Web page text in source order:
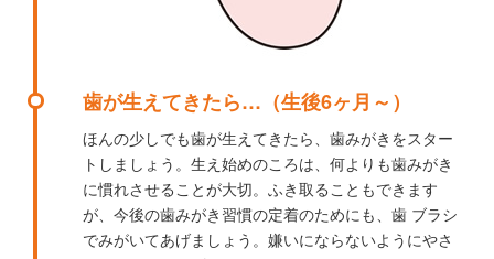
歯が生えてきたら…（生後6ヶ月～）
ほんの少しでも歯が生えてきたら、歯みがきをスター
トしましょう。生え始めのころは、何よりも歯みがき
に慣れさせることが大切。ふき取ることもできます
が、今後の歯みがき習慣の定着のためにも、歯 ブラシ
でみがいてあげましょう。嫌いにならないようにやさ